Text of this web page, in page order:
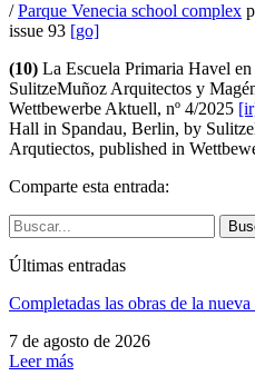
/Parque Venecia school complex
issue 93 [go]
(10) La Escuela Primaria Havel
SulitzeMuñoz Arquitectos y
Wettbewerbe Aktuell, nº 4/2025
Hall in Spandau, Berlin, by
Arqutiectos, published in
Comparte esta entrada:
Últimas entradas
Completadas las obras de la
7 de agosto de 2026
Leer más